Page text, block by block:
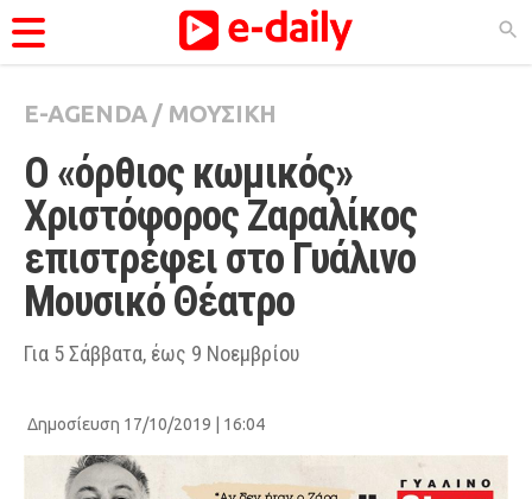
ΚΑΤΗΓΟΡΊΕΣ
Ειδήσεις
Θέματα
Videos
Podcasts
Viral
City Guide
Pop Culture
E-AGENDA/ ΜΟΥΣΙΚΗ
Ο «όρθιος κωμικός»
Χριστόφορος Ζαραλίκος
επιστρέφει στο Γυάλινο
Μουσικό Θέατρο
Για 5 Σάββατα, έως 9 Νοεμβρίου
Δημοσίευση 17/10/2019 | 16:04